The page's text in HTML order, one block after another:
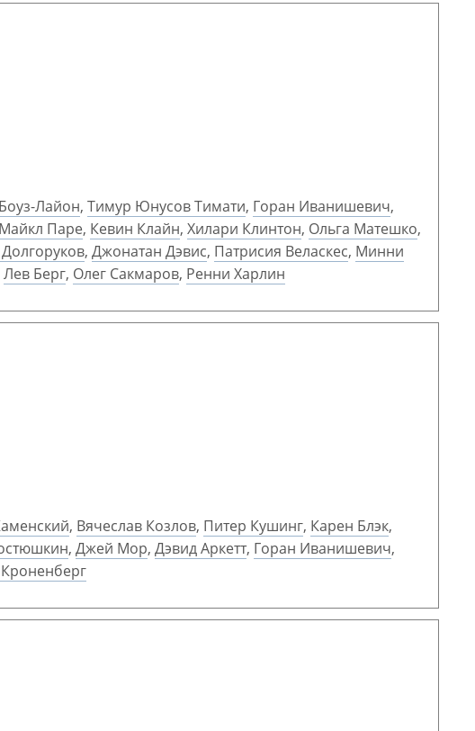
Лайон, Тимур Юнусов Тимати, Горан Иванишевич,
Майкл Паре, Кевин Клайн, Хилари Клинтон, Ольга Матешко,
, Джонатан Дэвис, Патрисия Веласкес, Минни
Лев Берг, Олег Сакмаров, Ренни Харлин
, Вячеслав Козлов, Питер Кушинг, Карен Блэк,
, Джей Мор, Дэвид Аркетт, Горан Иванишевич,